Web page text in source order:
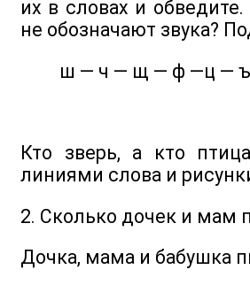
их в словах и
не обозначают звука?
ш — ч — щ — ф —ц — ъ
Кто зверь, а кто
линиями слова и
2. Сколько дочек и мам
Дочка, мама и бабушка